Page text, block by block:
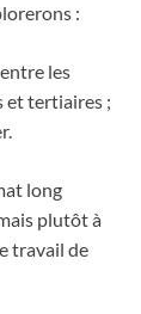
:
les
et tertiaires ;
long
plutôt à
travail de